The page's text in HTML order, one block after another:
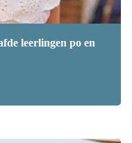
leerlingen po en